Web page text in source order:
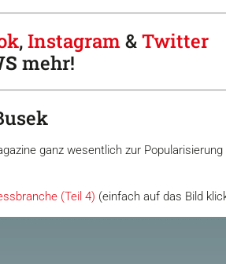
,Instagram&Twitter
mehr!
ganz wesentlich zur
(Teil 4) (einfach auf das Bild